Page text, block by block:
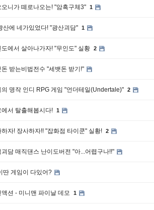
오니가 떼로나오는! "암흑구체3" 1
산에 네가있었다! "광산괴담" 1
도에서 살아나가자! "무인도" 실황 2
돈 받는비법전수 "세뱃돈 받기!"
의 명작 인디 RPG 게임 "언더테일(Undertale)" 2
에서 탈출해봅시다! 1
하자! 장사하자!! "잡화점 타이쿤" 실황! 2
괴담 매직댄스 난이도버전 "아...어렵구나!!"
딴 게임이 다있어?
액션 - 미니맨 파이날 데모 1